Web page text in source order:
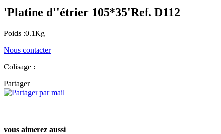
'Platine d''étrier 105*35'Ref. D112
Poids :0.1Kg
Nous contacter
Colisage :
Partager
vous aimerez aussi